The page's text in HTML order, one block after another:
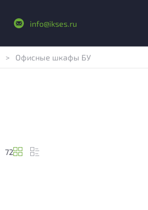
info@ikses.ru
> Офисные шкафы БУ
72